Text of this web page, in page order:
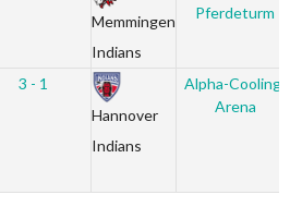
Memmingen
Indians
Pferdeturm
3 - 1
Hannover
Indians
Alpha-Cooling-
Arena